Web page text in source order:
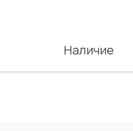
Наличие